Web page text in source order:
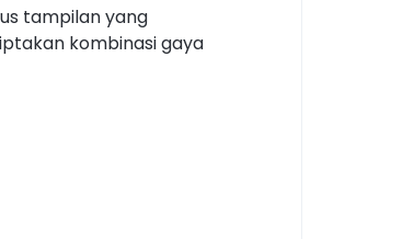
tampilan yang
kombinasi gaya